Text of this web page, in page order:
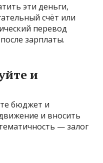
эти деньги,
счёт или
перевод
зарплаты.
и
бюджет и
и вносить
— залог